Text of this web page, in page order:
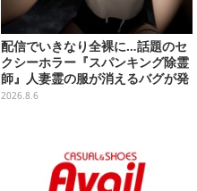
配信でいきなり全裸に…話題のセ
クシーホラー『スパンキング除霊
師』人妻霊の服が消えるバグが発
生。「丸裸になる現象を泣きなが
2026.8.6